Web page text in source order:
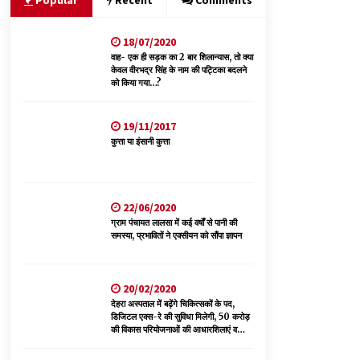
नितिन गडकरी से मिले विक्रमादित्य सिंह, हिमाचल की सड़क
परियोजनाओं को मिली बड़ी सौगात
06/08/2026
नियमितीकरण, शिक्षा निदेशालय ने जारी किया स्पष्टीकरण
05/08/2026
शूराला में वृक्षारोपण अभियान आयोजित
05/08/2026
18/07/2020
वाह- एक ही सड़क का 2 बार शिलान्यास, तो क्या
केवल वीरभद्र सिंह के नाम की पट्टिका बदलने
को किया गया…?
19/11/2017
कुत्ता या इंसानी कुत्ता
22/06/2020
ग्राम पंचायत लालसा में कई वर्षों से पानी की
समस्या, प्रभावितों ने एक्सीयन को सौंपा ज्ञापन
20/02/2020
देहरा अस्पताल में बढ़ेंगे चिकित्सकों के पद,
डिजिटल एक्स-रे की सुविधा मिलेगी, 50 करोड़
की विकास परियोजनाओं की आधारशिलाएं व